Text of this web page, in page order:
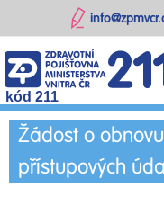
kód 211
Žádost o
přístupových